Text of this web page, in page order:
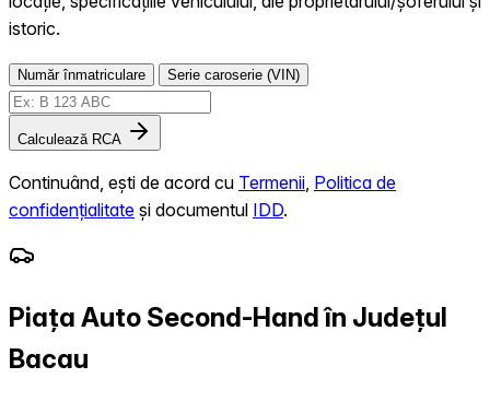
istoric.
Număr înmatriculare Serie caroserie (VIN)
Calculează RCA
Continuând, ești de acord cu Termenii Politica de
confidențialitate și documentul IDD.
Piața Auto Second-Hand în Județul
Bacau